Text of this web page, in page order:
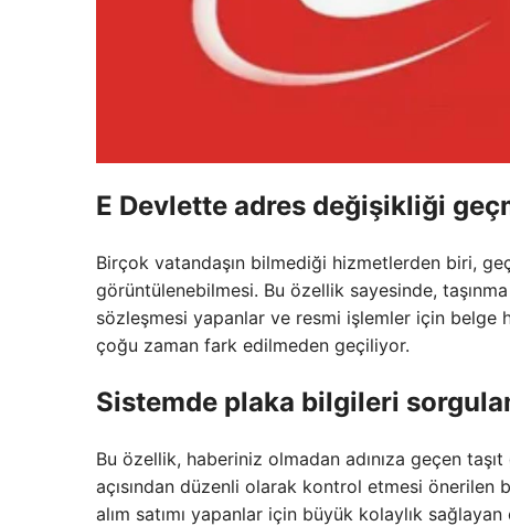
E Devlette adres değişikliği
Birçok vatandaşın bilmediği hizmetlerden biri,
görüntülenebilmesi. Bu özellik sayesinde,
sözleşmesi yapanlar ve resmi işlemler için
çoğu zaman fark edilmeden geçiliyor.
Sistemde plaka bilgileri
Bu özellik, haberiniz olmadan adınıza geçen
açısından düzenli olarak kontrol etmesi önerilen
alım satımı yapanlar için büyük kolaylık